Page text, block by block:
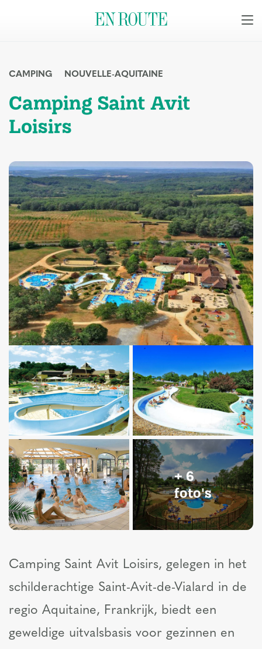
CAMPING NOUVELLE-AQUITAINE
Camping Saint Avit
Loisirs
+ 6
foto's
Camping Saint Avit Loisirs, gelegen in het
schilderachtige Saint-Avit-de-Vialard in de
regio Aquitaine, Frankrijk, biedt een
geweldige uitvalsbasis voor gezinnen en